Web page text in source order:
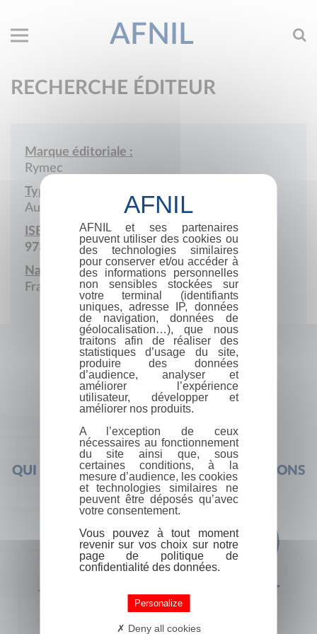
AFNIL
RECHERCHE ÉDITEUR
Marque éditoriale :
Rymec
Type de société :
Auto-édition
ISBN :
978-2-9599330
Nationalité :
France
QUI SOMMES-NOUS ? FOIRE AUX QUESTIONS
+33 (0) 1 44 41 29 19 CONTACT
AFNIL et ses partenaires
peuvent utiliser des cookies ou
des technologies similaires
pour conserver et/ou accéder à
des informations personnelles
non sensibles stockées sur
votre terminal (identifiants
uniques, adresse IP, données
de navigation, données de
géolocalisation…), que nous
traitons afin de réaliser des
statistiques d’usage du site,
produire des données
d’audience, analyser et
améliorer l’expérience
utilisateur, développer et
améliorer nos produits.
A l’exception de ceux
nécessaires au fonctionnement
du site ainsi que, sous
certaines conditions, à la
mesure d’audience, les cookies
et technologies similaires ne
peuvent être déposés qu’avec
votre consentement.
Vous pouvez à tout moment
revenir sur vos choix sur notre
page de politique de
confidentialité des données.
Personalize
Deny all cookies